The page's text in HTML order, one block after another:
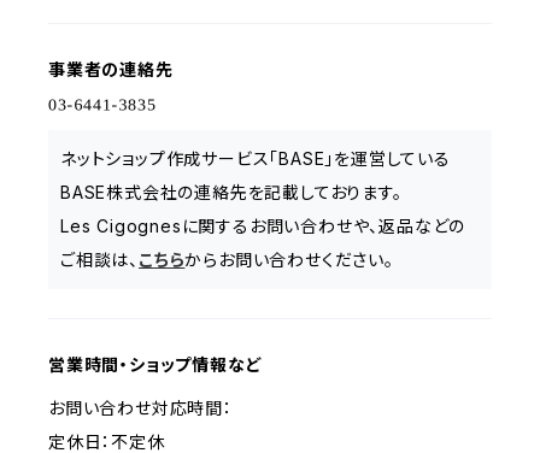
事業者の連絡先
ネットショップ作成サービス「BASE」を運営している
BASE株式会社の連絡先を記載しております。
Les Cigognesに関するお問い合わせや、返品などの
ご相談は、 こちらからお問い合わせください。
営業時間・ショップ情報など
お問い合わせ対応時間：
定休日：不定休